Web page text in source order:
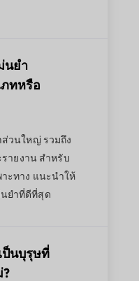
นยำ
ทหรือ
ส่วนใหญ่ รวมถึง
ายงาน สำหรับ
ะทาง แนะนำให้
ยำที่ดีที่สุด
ป็นบุรุษที่